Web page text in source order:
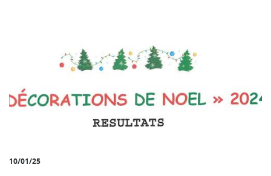
10/01/25